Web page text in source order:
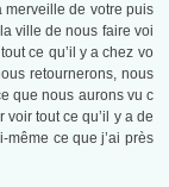
merveille de votre puis
ville de nous faire voi
ce qu’il y a chez vo
retournerons, nous
que nous aurons vu c
voir tout ce qu’il y a de
ce que j’ai près